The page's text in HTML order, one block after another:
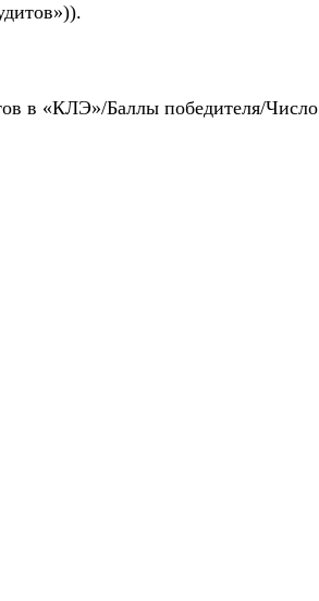
в «КЛЭ»/Баллы победителя/Число